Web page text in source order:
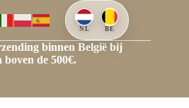
NL BE
binnen België bij
boven de 500€.